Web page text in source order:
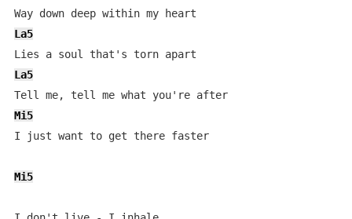
La5
La5
Tell me, tell me what you're after
Mi5
I just want to get there faster
Mi5